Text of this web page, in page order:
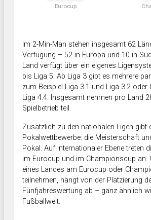
Eurocup
Im 2-Min-Man stehen insgesamt 62
Verfügung – 52 in Europa und 10 in
Land verfügt über ein eigenes
bis Liga 5. Ab Liga 3 gibt es mehrere
zum Beispiel Liga 3.1 und Liga 3.2 oder
Liga 4.4. Insgesamt nehmen pro Land
Spielbetrieb teil.
Zusätzlich zu den nationalen Ligen gibt
Pokalwettbewerbe: die Meisterschaft
Pokal. Auf internationaler Ebene treten
im Eurocup und im Championscup an.
eines Landes am Eurocup oder
teilnehmen, hängt von der Platzierung
Fünfjahreswertung ab – ganz ähnlich
Fußballwelt.